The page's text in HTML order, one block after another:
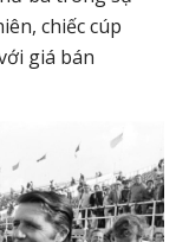
chiếc cúp
giá bán